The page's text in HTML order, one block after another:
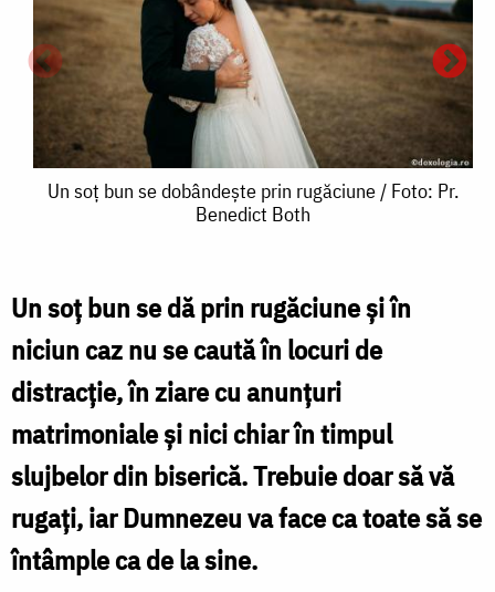
Un
se
dobândește
prin
rugăciune
Foto:
Pr.
Benedict
Un soț bun se dobândește prin rugăciune / Foto: Pr.
Benedict Both
Un soț bun se dă prin rugăciune și în
niciun caz nu se caută în locuri de
distracție, în ziare cu anunțuri
matrimoniale și nici chiar în timpul
slujbelor din biserică. Trebuie doar să vă
rugați, iar Dumnezeu va face ca toate să se
întâmple ca de la sine.